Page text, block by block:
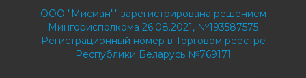
ООО "Мисман"" зарегистрирована решением
Мингорисполкома 26.08.2021, №193587575
Регистрационный номер в Торговом реестре
Республики Беларусь №769171